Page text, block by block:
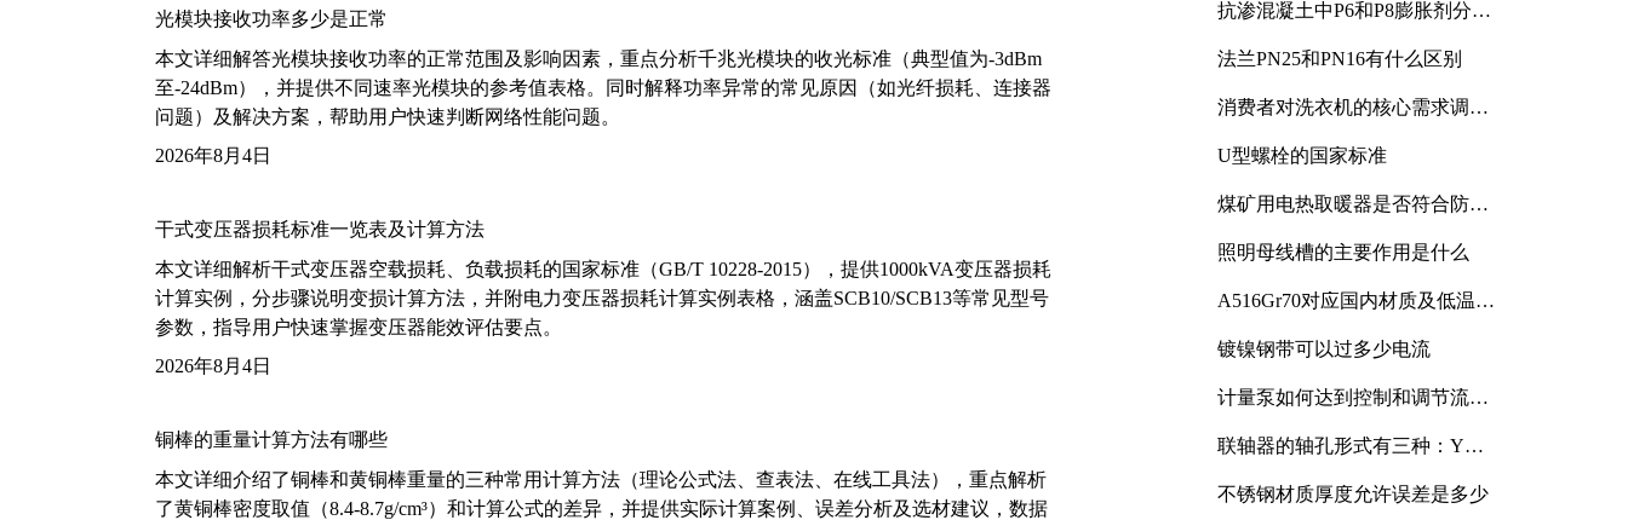
光模块接收功率多少是正常
本文详细解答光模块接收功率的正常范围及影响因素，重点分析千兆光模块的收光标准（典型值为-3dBm
至-24dBm），并提供不同速率光模块的参考值表格。同时解释功率异常的常见原因（如光纤损耗、连接器
问题）及解决方案，帮助用户快速判断网络性能问题。
2026年8月4日
干式变压器损耗标准一览表及计算方法
本文详细解析干式变压器空载损耗、负载损耗的国家标准（GB/T 10228-2015），提供1000kVA变压器损耗
计算实例，分步骤说明变损计算方法，并附电力变压器损耗计算实例表格，涵盖SCB10/SCB13等常见型号
参数，指导用户快速掌握变压器能效评估要点。
2026年8月4日
铜棒的重量计算方法有哪些
本文详细介绍了铜棒和黄铜棒重量的三种常用计算方法（理论公式法、查表法、在线工具法），重点解析
了黄铜棒密度取值（8.4-8.7g/cm³）和计算公式的差异，并提供实际计算案例、误差分析及选材建议，数据
抗渗混凝土中P6和P8膨胀剂分别
法兰PN25和PN16有什么区别
消费者对洗衣机的核心需求调研
U型螺栓的国家标准
煤矿用电热取暖器是否符合防爆
照明母线槽的主要作用是什么
A516Gr70对应国内材质及低温冲
镀镍钢带可以过多少电流
计量泵如何达到控制和调节流量
联轴器的轴孔形式有三种：Y
不锈钢材质厚度允许误差是多少